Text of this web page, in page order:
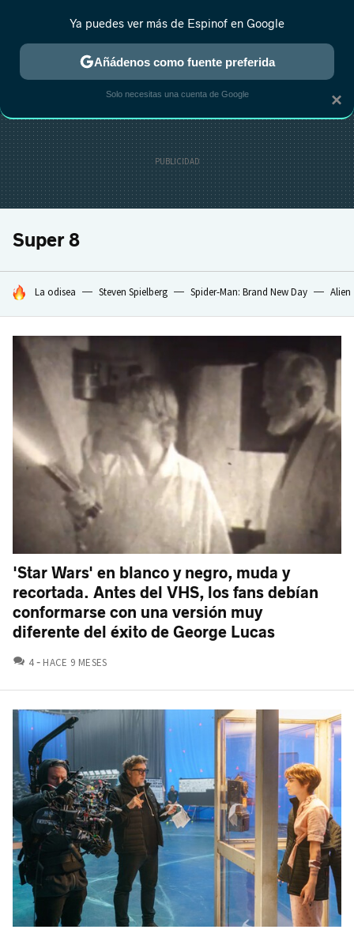
ESTRENOS REALITY ANIME RANKINGS CINE
Super 8
HOY SE HABLA DE
La odisea Steven Spielberg Spider-Man: Brand New Day Alien
'Star Wars' en blanco y negro, muda y
recortada. Antes del VHS, los fans debían
conformarse con una versión muy
diferente del éxito de George Lucas
4 COMENTARIOS
HACE 9 MESES
×
Ya puedes ver más de Espinof en Google
Añádenos como fuente preferida
Solo necesitas una cuenta de Google